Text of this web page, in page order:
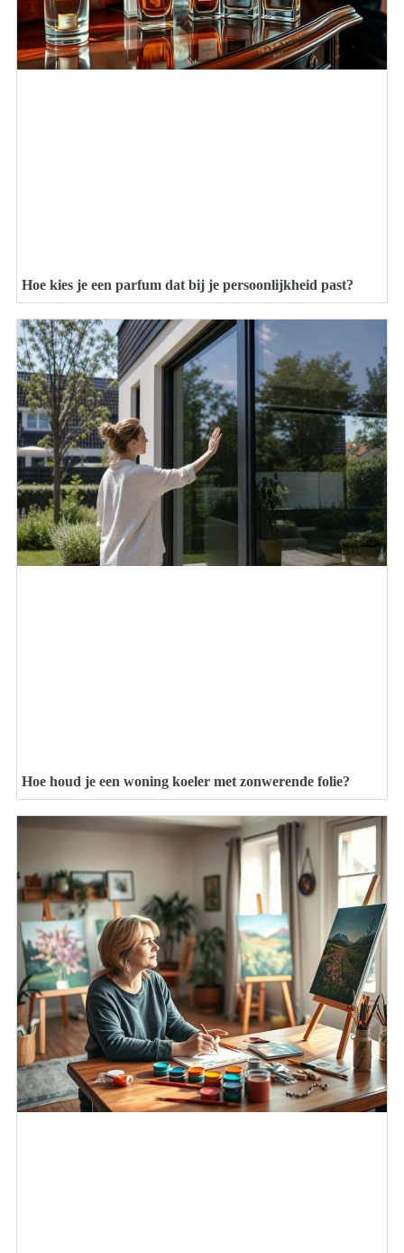
Hoe kies je een parfum dat bij je persoonlijkheid past?
Hoe houd je een woning koeler met zonwerende folie?